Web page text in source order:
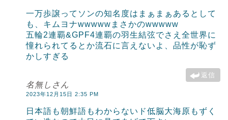
一万歩譲ってソンの知名度はまぁまぁあるとして
も、キムヨナwwwwwまさかのwwwww
五輪2連覇&GPF4連覇の羽生結弦でさえ全世界に
憧れられてるとか流石に言えないよ、品性が恥ず
かしすぎる
返信
名無しさん
2023年12月15日 2:35 PM
日本語も朝鮮語もわからないド低脳大海原もずく